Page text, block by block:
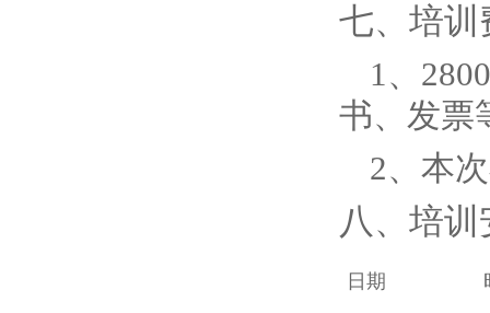
七、培训
1、
书、发票
2、本
八、培训
日期